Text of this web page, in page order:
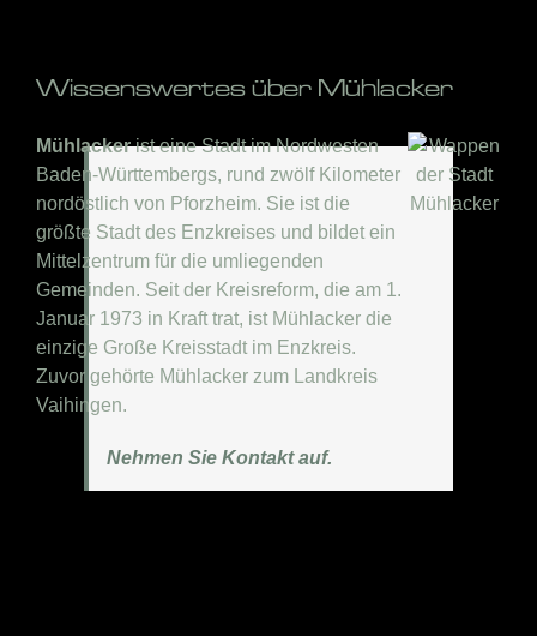
Wissenswertes über Mühlacker
Mühlackerist eine Stadt im Nordwesten
Baden-Württembergs, rund zwölf Kilometer
nordöstlich von Pforzheim. Sie ist die
größte Stadt des Enzkreises und bildet ein
Mittelzentrum für die umliegenden
Gemeinden. Seit der Kreisreform, die am 1.
Januar 1973 in Kraft trat, ist Mühlacker die
einzige Große Kreisstadt im Enzkreis.
Zuvor gehörte Mühlacker zum Landkreis
Vaihingen.
Nehmen Sie Kontakt auf.